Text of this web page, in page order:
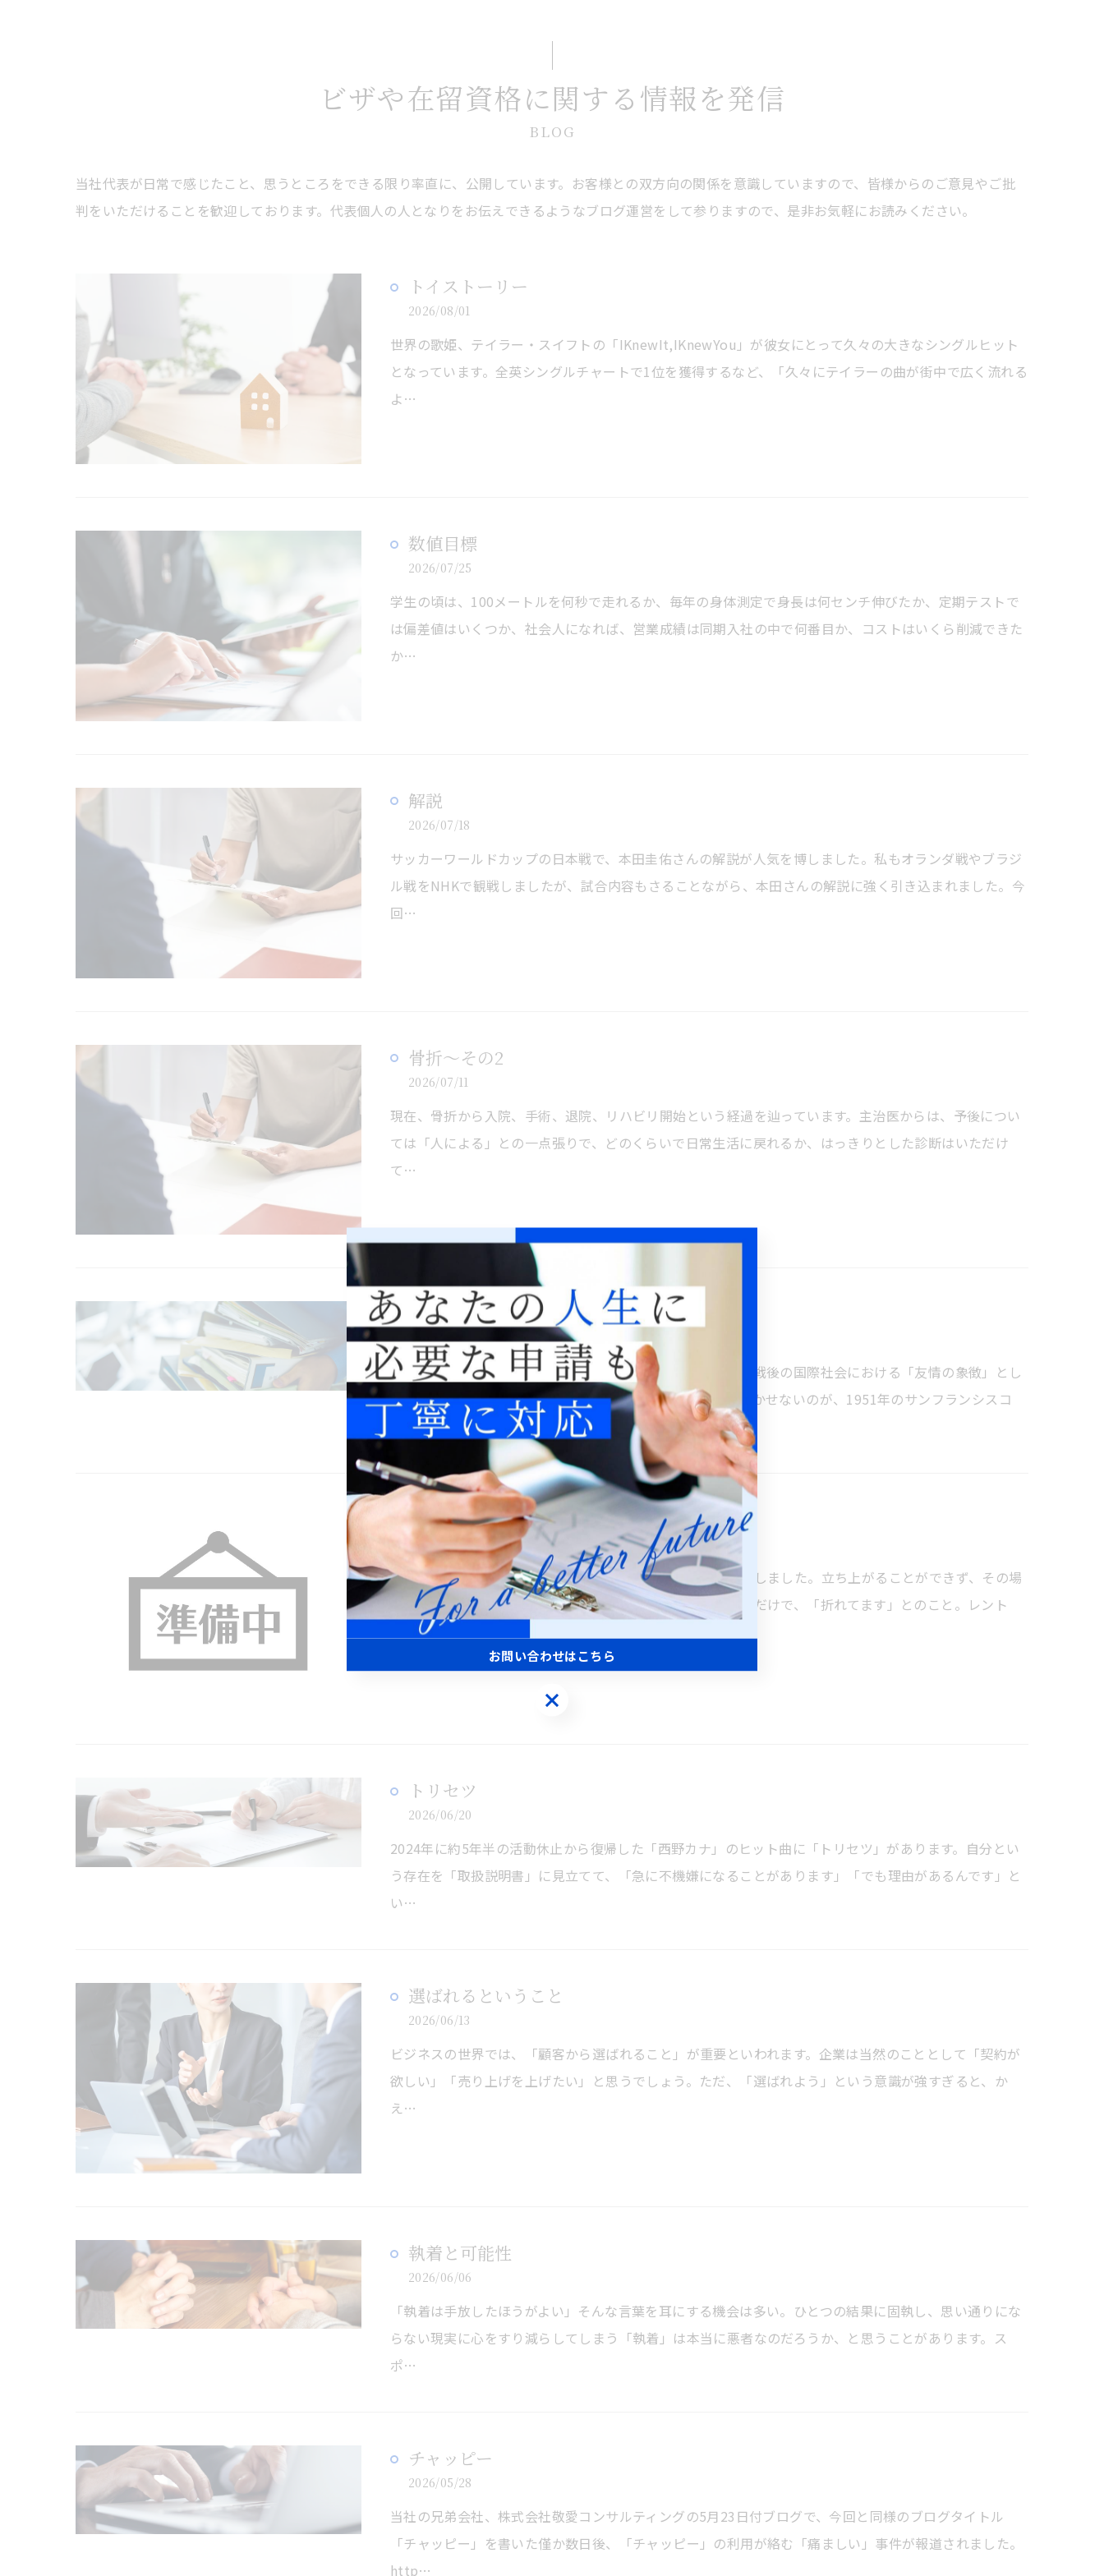
ビザや在留資格に関する情報を発信
BLOG
当社代表が日常で感じたこと、思うところをできる限り率直に、公開しています。お客様との双方向の関係を意識していますので、皆様からのご意見やご批
判をいただけることを歓迎しております。代表個人の人となりをお伝えできるようなブログ運営をして参りますので、是非お気軽にお読みください。
トイストーリー
2026/08/01
世界の歌姫、テイラー・スイフトの「IKnewIt,IKnewYou」が彼女にとって久々の大きなシングルヒット
となっています。全英シングルチャートで1位を獲得するなど、「久々にテイラーの曲が街中で広く流れる
よ…
数値目標
2026/07/25
学生の頃は、100メートルを何秒で走れるか、毎年の身体測定で身長は何センチ伸びたか、定期テストで
は偏差値はいくつか、社会人になれば、営業成績は同期入社の中で何番目か、コストはいくら削減できた
か…
解説
2026/07/18
サッカーワールドカップの日本戦で、本田圭佑さんの解説が人気を博しました。私もオランダ戦やブラジ
ル戦をNHKで観戦しましたが、試合内容もさることながら、本田さんの解説に強く引き込まれました。今
回…
骨折～その2
2026/07/11
現在、骨折から入院、手術、退院、リハビリ開始という経過を辿っています。主治医からは、予後につい
ては「人による」との一点張りで、どのくらいで日常生活に戻れるか、はっきりとした診断はいただけ
て…
スリランカ
2026/07/05
日本とスリランカの関係は、単なる外交関係にとどまらず、戦後の国際社会における「友情の象徴」とし
て語られることが多いようです。両国の関係を語るうえで欠かせないのが、1951年のサンフランシスコ
講…
骨折
2026/06/26
先日、段差に気づかず転倒し、コンクリートに左ひざを強打しました。立ち上がることができず、その場
で救急車で病院に運ばれました。救急医師が軽く膝を触っただけで、「折れてます」とのこと。レント
トリセツ
2026/06/20
2024年に約5年半の活動休止から復帰した「西野カナ」のヒット曲に「トリセツ」があります。自分とい
う存在を「取扱説明書」に見立てて、「急に不機嫌になることがあります」「でも理由があるんです」と
い…
選ばれるということ
2026/06/13
ビジネスの世界では、「顧客から選ばれること」が重要といわれます。企業は当然のこととして「契約が
欲しい」「売り上げを上げたい」と思うでしょう。ただ、「選ばれよう」という意識が強すぎると、か
え…
執着と可能性
2026/06/06
「執着は手放したほうがよい」そんな言葉を耳にする機会は多い。ひとつの結果に固執し、思い通りにな
らない現実に心をすり減らしてしまう「執着」は本当に悪者なのだろうか、と思うことがあります。ス
ポ…
チャッピー
2026/05/28
当社の兄弟会社、株式会社敬愛コンサルティングの5月23日付ブログで、今回と同様のブログタイトル
「チャッピー」を書いた僅か数日後、「チャッピー」の利用が絡む「痛ましい」事件が報道されました。
http…
お問い合わせはこちら
お問い合わせはこちら